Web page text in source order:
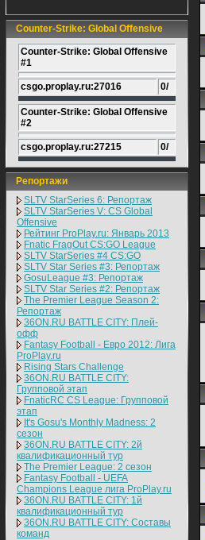
Counter-Strike: Global Offensive
Counter-Strike: Global Offensive
#1
csgo.proplay.ru:27016 0/
Counter-Strike: Global Offensive
#2
csgo.proplay.ru:27215 0/
Репортажи
SLTV StarSeries 6: Репортаж
SLTV StarSeries V: CS Global
Offensive
Рейтинг ProPlay.ru: Январь 2013
Fnatic FragOut CS:GO League
SLTV StarSeries #4 CS:GO
SLTV Star Series #3: Репортаж
GosuLeague #3: Репортаж
SLTV Star Series #2: Репортаж
The Premier League Season 2:
Репортаж
36ON.RU BATTLE CITY: Плей-
офф
Fantasy Football - Евро 2012: Лига
ProPlay.ru
Rising Stars Challenge
36ON.RU BATTLE CITY:
Групповой этап
FnaticRC CS League: Групповой
этап
It's Gosu's Monthly Madness: 2
сезон
36ON.RU BATTLE CITY: 2й
квалификационный тур
The Premier League: 2 cезон
Fantasy Football - UEFA
Champions League лига ProPlay.ru
36ON.RU BATTLE CITY: 1й
квалификационный тур
36ON.RU BATTLE CITY: Составы
команд